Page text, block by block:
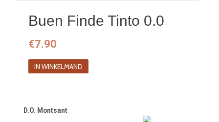
Buen Finde Tinto 0.0
€7.90
IN WINKELMAND
D.O. Montsant